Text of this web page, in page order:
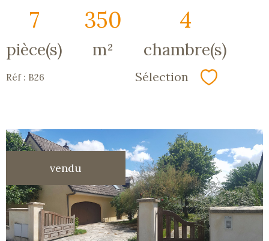
7
pièce(s)
350
m²
4
chambre(s)
Réf : B26 Sélection
vendu voir le
bien